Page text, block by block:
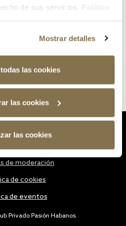
de sus servicios. Política
Mostrar detalles
las cookies
las cookies
las cookies
Privado Pasión Habanos.
de moderación
de cookies
de eventos